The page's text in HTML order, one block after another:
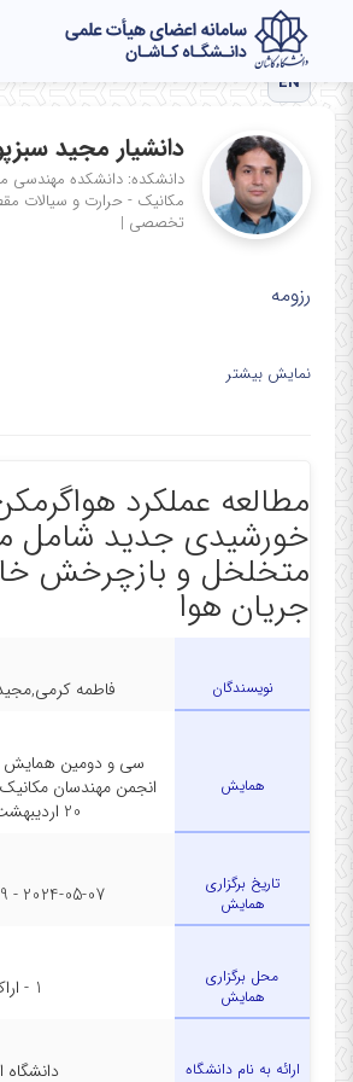
EN
دانشیار مجید
دانشکده: دانشکده مهندسی
مکانیک - حرارت و سیالات
تخصصی |
رزومه
نمایش بیشتر
مطالعه عملکرد
خورشیدی جدید شامل
متخلخل و بازچرخش
جریان هوا
نویسندگان فاطمه
همایش
سی و دومین همایش
20 اردیبهشت 1403
تاریخ برگزاری
همایش
2024-05-07 - 2024-05-09
محل برگزاری
همایش
1 - اراک
ارائه به نام دانشگاه دانشگاه